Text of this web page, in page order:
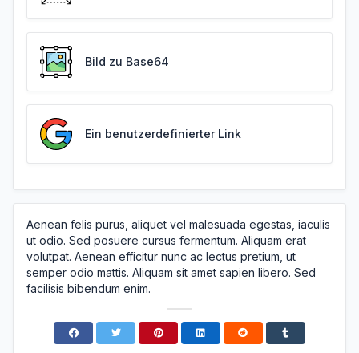
Bild zu Base64
Ein benutzerdefinierter Link
Aenean felis purus, aliquet vel malesuada egestas, iaculis
ut odio. Sed posuere cursus fermentum. Aliquam erat
volutpat. Aenean efficitur nunc ac lectus pretium, ut
semper odio mattis. Aliquam sit amet sapien libero. Sed
facilisis bibendum enim.